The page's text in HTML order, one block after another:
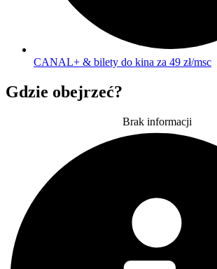
CANAL+ & bilety do kina za 49 zł/msc
Gdzie obejrzeć?
Brak informacji